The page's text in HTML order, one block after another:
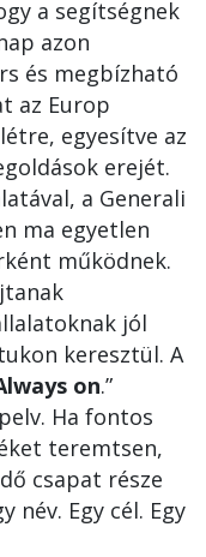
a segítségnek
azon
és megbízható
az Europ
egyesítve az
erejét.
a Generali
ma egyetlen
működnek.
jól
keresztül. A
on.”
Ha fontos
teremtsen,
csapat része
név. Egy cél. Egy